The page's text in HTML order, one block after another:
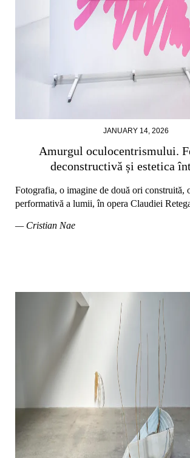
JANUARY 14, 2026
Amurgul oculocentrismului.
deconstructivă și estetica
Fotografia, o imagine de două ori construită,
performativă a lumii, în opera Claudiei
— Cristian Nae